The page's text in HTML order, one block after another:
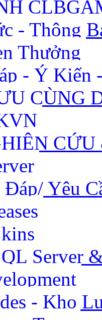
- Thông
Thưởng
- Ý Kiến
CÙNG
Yêu
Server
- Kho